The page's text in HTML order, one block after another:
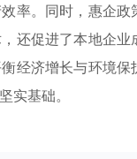
率。同时，惠企
还促进了本地企
经济增长与环境
实基础。